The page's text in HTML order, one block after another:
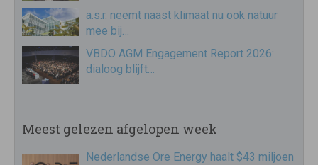
a.s.r. neemt naast klimaat nu ook natuur
mee bij…
VBDO AGM Engagement Report 2026:
dialoog blijft…
Meest gelezen afgelopen week
Nederlandse Ore Energy haalt $43 miljoen